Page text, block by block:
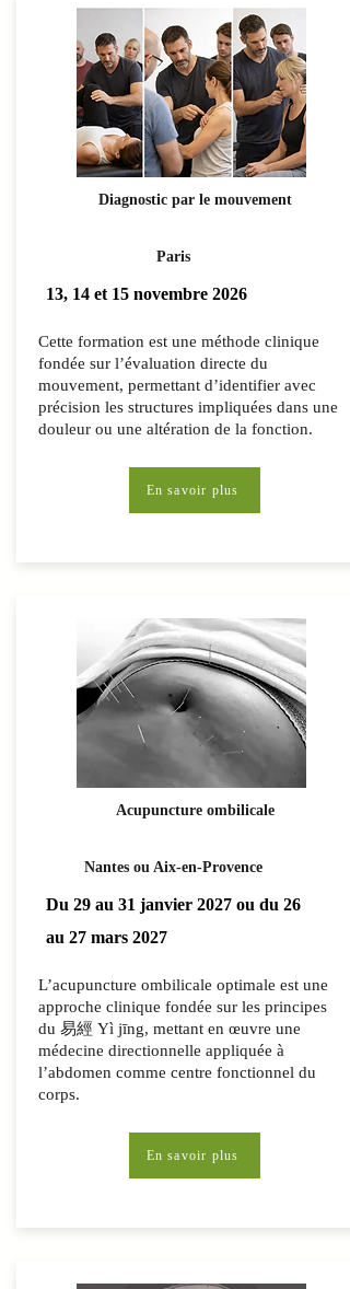
Diagnostic par le mouvement
Paris
13, 14 et 15 novembre 2026
Cette formation est une méthode clinique
fondée sur l’évaluation directe du
mouvement, permettant d’identifier avec
précision les structures impliquées dans une
douleur ou une altération de la fonction.
En savoir plus
Acupuncture ombilicale
Nantes ou Aix-en-Provence
Du 29 au 31 janvier 2027 ou du 26
au 27 mars 2027
L’acupuncture ombilicale optimale est une
approche clinique fondée sur les principes
du 易經 Yì jīng, mettant en œuvre une
médecine directionnelle appliquée à
l’abdomen comme centre fonctionnel du
corps.
En savoir plus